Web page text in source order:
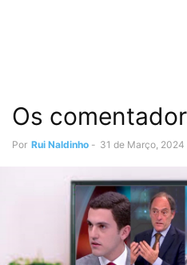
Os
Por Rui Naldinho - 31 de Março, 2024